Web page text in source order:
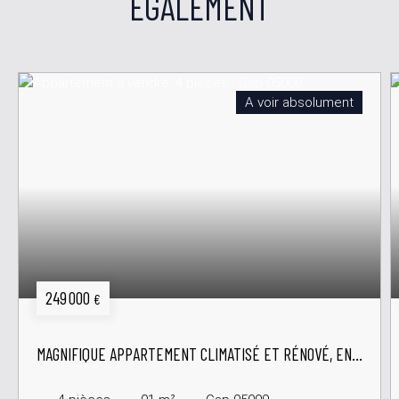
A voir absolument
249 000 €
MAGNIFIQUE APPARTEMENT CLIMATISÉ ET RÉNOVÉ, EN